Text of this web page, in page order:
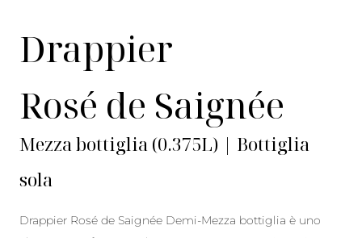
Drappier
Rosé de Saignée
Mezza bottiglia (0.375L) | Bottiglia
sola
Drappier Rosé de Saignée Demi-Mezza bottiglia è uno